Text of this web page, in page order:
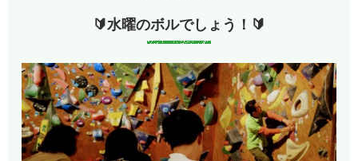
🔰水曜のボルでしょう！🔰